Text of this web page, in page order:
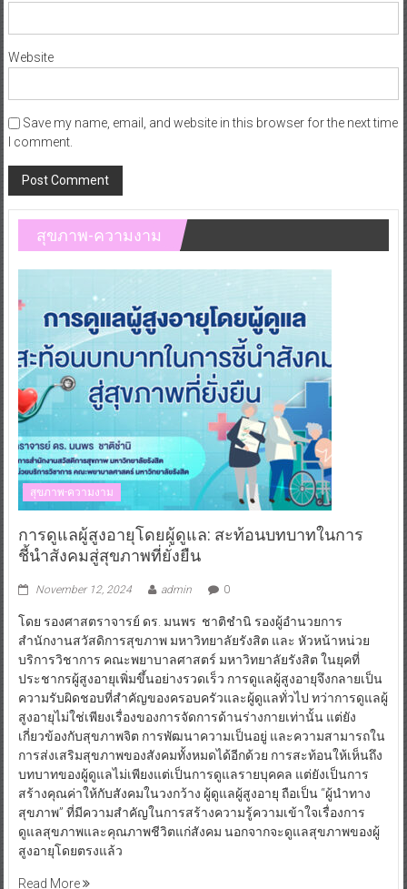
Website
Save my name, email, and website in this browser for the next time
I comment.
สุขภาพ-ความงาม
สุขภาพ-ความงาม
การดูแลผู้สูงอายุโดยผู้ดูแล: สะท้อนบทบาทในการ
ชี้นำสังคมสู่สุขภาพที่ยั่งยืน
November 12, 2024 admin 0
โดย รองศาสตราจารย์ ดร. มนพร ชาติชำนิ รองผู้อำนวยการ
สำนักงานสวัสดิการสุขภาพ มหาวิทยาลัยรังสิต และ หัวหน้าหน่วย
บริการวิชาการ คณะพยาบาลศาสตร์ มหาวิทยาลัยรังสิต ในยุคที่
ประชากรผู้สูงอายุเพิ่มขึ้นอย่างรวดเร็ว การดูแลผู้สูงอายุจึงกลายเป็น
ความรับผิดชอบที่สำคัญของครอบครัวและผู้ดูแลทั่วไป ทว่าการดูแลผู้
สูงอายุไม่ใช่เพียงเรื่องของการจัดการด้านร่างกายเท่านั้น แต่ยัง
เกี่ยวข้องกับสุขภาพจิต การพัฒนาความเป็นอยู่ และความสามารถใน
การส่งเสริมสุขภาพของสังคมทั้งหมดได้อีกด้วย การสะท้อนให้เห็นถึง
บทบาทของผู้ดูแลไม่เพียงแต่เป็นการดูแลรายบุคคล แต่ยังเป็นการ
สร้างคุณค่าให้กับสังคมในวงกว้าง ผู้ดูแลผู้สูงอายุ ถือเป็น “ผู้นำทาง
สุขภาพ” ที่มีความสำคัญในการสร้างความรู้ความเข้าใจเรื่องการ
ดูแลสุขภาพและคุณภาพชีวิตแก่สังคม นอกจากจะดูแลสุขภาพของผู้
สูงอายุโดยตรงแล้ว
Read More